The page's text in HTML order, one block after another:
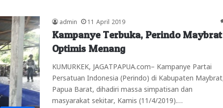
admin 11 April 2019
Kampanye Terbuka, Perindo Maybrat
Optimis Menang
KUMURKEK, JAGATPAPUA.com– Kampanye Partai
Persatuan Indonesia (Perindo) di Kabupaten Maybrat,
Papua Barat, dihadiri massa simpatisan dan
masyarakat sekitar, Kamis (11/4/2019).…